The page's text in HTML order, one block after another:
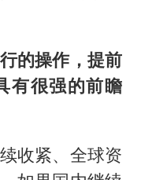
的操作，提前
有很强的前瞻
收紧、全球资